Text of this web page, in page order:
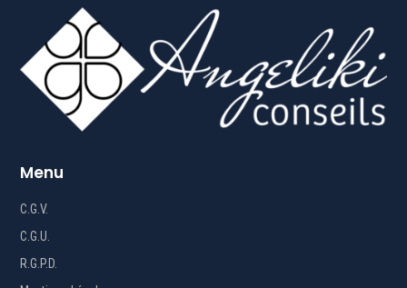
Menu
C.G.V.
C.G.U.
R.G.P.D.